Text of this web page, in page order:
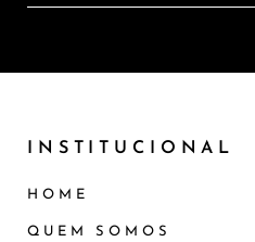
INSTITUCIONAL
HOME
QUEM SOMOS